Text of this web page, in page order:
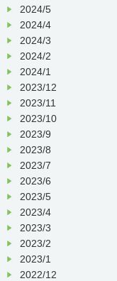
2024/5
2024/4
2024/3
2024/2
2024/1
2023/12
2023/11
2023/10
2023/9
2023/8
2023/7
2023/6
2023/5
2023/4
2023/3
2023/2
2023/1
2022/12